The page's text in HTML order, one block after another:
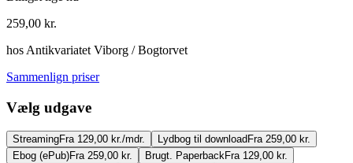
259,00 kr.
hos Antikvariatet Viborg / Bogtorvet
Sammenlign priser
Vælg udgave
StreamingFra 129,00 kr./mdr. Lydbog til download Fra 259,00 kr.
Ebog (ePub)Fra 259,00 kr. Brugt. PaperbackFra 129,00 kr.